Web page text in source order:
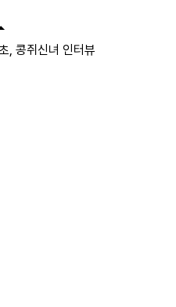
, 콩쥐신녀 인터뷰